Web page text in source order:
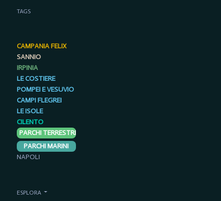
TAGS
CAMPANIA FELIX
SANNIO
IRPINIA
LE COSTIERE
POMPEI E VESUVIO
CAMPI FLEGREI
LE ISOLE
CILENTO
PARCHI TERRESTRI
PARCHI MARINI
NAPOLI
ESPLORA